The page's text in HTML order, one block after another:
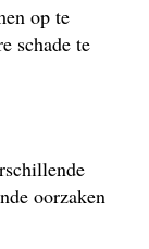
op te
schade te
oorzaken